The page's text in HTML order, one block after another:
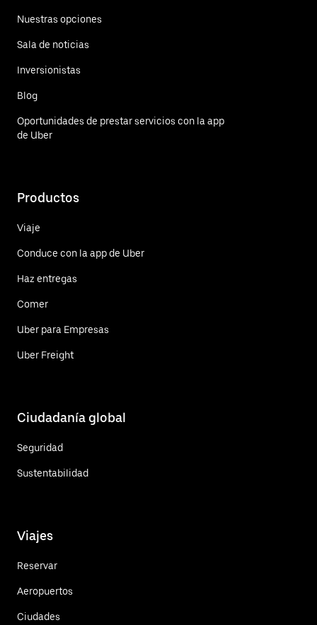
Nuestras opciones
Sala de noticias
Inversionistas
Blog
Oportunidades de prestar servicios con la app
de Uber
Productos
Viaje
Conduce con la app de Uber
Haz entregas
Comer
Uber para Empresas
Uber Freight
Ciudadanía global
Seguridad
Sustentabilidad
Viajes
Reservar
Aeropuertos
Ciudades